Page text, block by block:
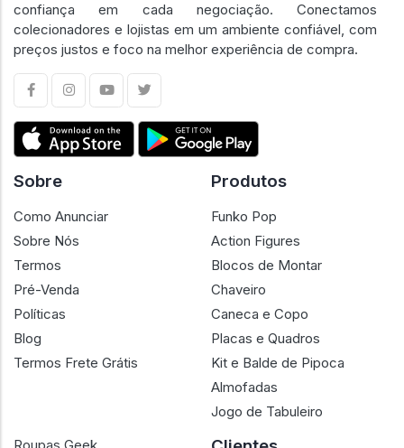
confiança em cada negociação. Conectamos
colecionadores e lojistas em um ambiente confiável, com
preços justos e foco na melhor experiência de compra.
Sobre
Como Anunciar
Sobre Nós
Termos
Pré-Venda
Políticas
Blog
Termos Frete Grátis
Produtos
Funko Pop
Action Figures
Blocos de Montar
Chaveiro
Caneca e Copo
Placas e Quadros
Kit e Balde de Pipoca
Almofadas
Jogo de Tabuleiro
Roupas Geek